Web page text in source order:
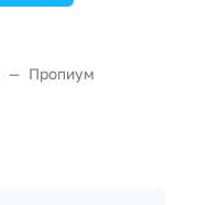
Пропиум